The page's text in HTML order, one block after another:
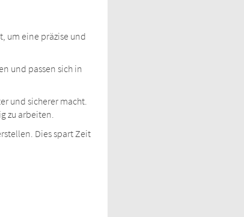
um eine präzise und
und passen sich in
und sicherer macht.
zu arbeiten.
Dies spart Zeit